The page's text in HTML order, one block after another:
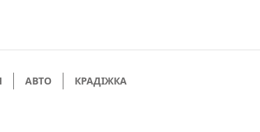
АВТО КРАДІЖКА